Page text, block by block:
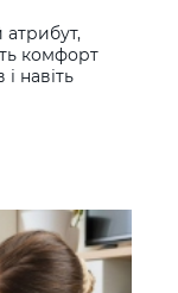
комфорт
навіть